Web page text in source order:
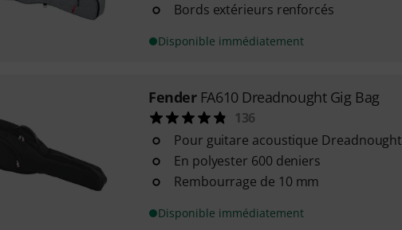
Bords extérieurs renforcés
Disponible immédiatement
Fender FA610 Dreadnought Gig Bag
136
Pour guitare acoustique Dreadnought
En polyester 600 deniers
Rembourrage de 10 mm
Disponible immédiatement